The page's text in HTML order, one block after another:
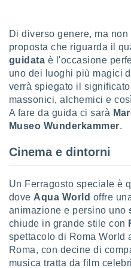
su
web,
e
di
dati
sulla
tuo
dei
facendo
Di diverso genere, ma
proposta che riguarda il
guidata è l'occasione
uno dei luoghi più magici
verrà spiegato il
massonici, alchemici e
A fare da guida ci sarà
Museo Wunderkammer.
Cinema e dintorni
Un Ferragosto speciale è
dove Aqua World offre
animazione e persino uno
chiude in grande stile con
spettacolo di Roma World
Roma, con decine di
musica tratta da film